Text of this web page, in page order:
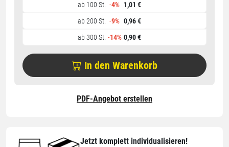
Jetzt komplett individualisieren!
ab 100 St.
-4% 1,01 €
ab 200 St.
-9% 0,96 €
ab 300 St. -14% 0,90 €
In den Warenkorb
PDF-Angebot erstellen